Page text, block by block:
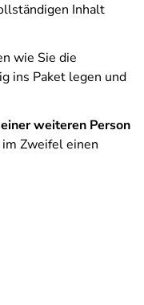
Inhalt
wie Sie die
ins Paket legen und
weiteren Person
Zweifel einen